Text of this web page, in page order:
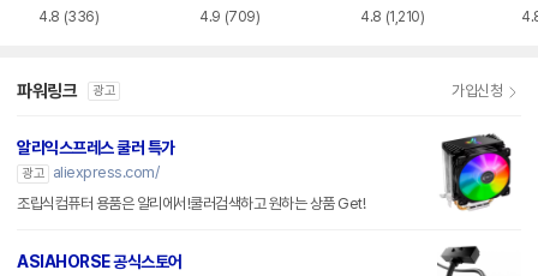
4.8 (336) 4.9 (709) 4.8 (1,210)
파워링크 광고 가입신청
알리익스프레스 쿨러 특가
광고
aliexpress.com/
조립식컴퓨터 용품은 알리에서!쿨러검색하고 원하는 상품 Get!
ASIAHORSE 공식스토어